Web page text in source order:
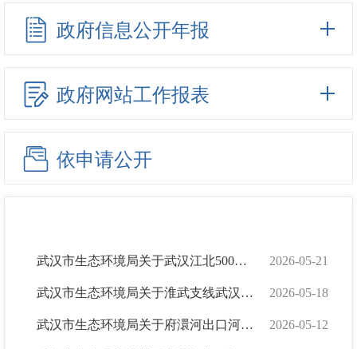
政府信息公开年报
政府网站工作报表
依申请公开
武汉市生态环境局关于武汉江北500千伏变电站配套220千伏送出工程（变动环评）... 2026-05-21
武汉市生态环境局关于淮武支线武汉天河火车站段管道改线工程环境影响报告书的... 2026-05-18
武汉市生态环境局关于府澴河出口河段综合整治工程涉武汉航煤管道迁改工程环境... 2026-05-12